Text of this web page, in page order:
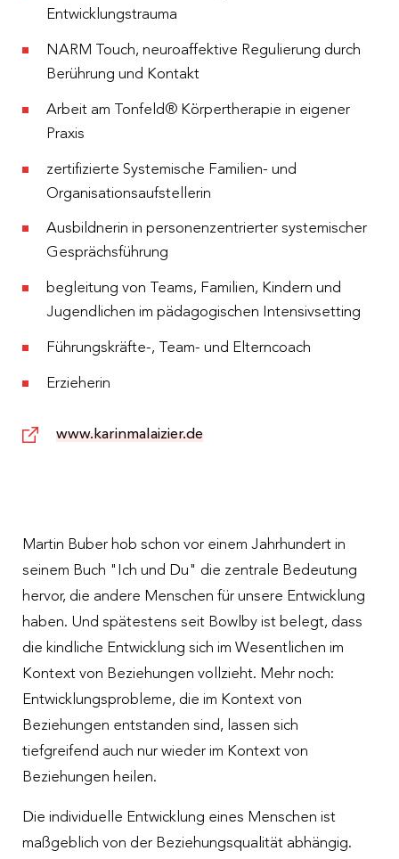
Entwicklungstrauma
NARM Touch, neuroaffektive Regulierung durch
Berührung und Kontakt
Arbeit am Tonfeld® Körpertherapie in eigener
Praxis
zertifizierte Systemische Familien- und
Organisationsaufstellerin
Ausbildnerin in personenzentrierter systemischer
Gesprächsführung
begleitung von Teams, Familien, Kindern und
Jugendlichen im pädagogischen Intensivsetting
Führungskräfte-, Team- und Elterncoach
Erzieherin
www.karinmalaizier.de
Martin Buber hob schon vor einem Jahrhundert in
seinem Buch "Ich und Du" die zentrale Bedeutung
hervor, die andere Menschen für unsere Entwicklung
haben. Und spätestens seit Bowlby ist belegt, dass
die kindliche Entwicklung sich im Wesentlichen im
Kontext von Beziehungen vollzieht. Mehr noch:
Entwicklungsprobleme, die im Kontext von
Beziehungen entstanden sind, lassen sich
tiefgreifend auch nur wieder im Kontext von
Beziehungen heilen.
Die individuelle Entwicklung eines Menschen ist
maßgeblich von der Beziehungsqualität abhängig.